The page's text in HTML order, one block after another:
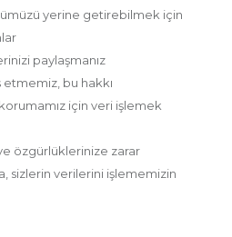
yerine getirebilmek için
paylaşmanız
bu hakkı
için veri işlemek
özgürlüklerinize zarar
sizlerin verilerini işlememizin